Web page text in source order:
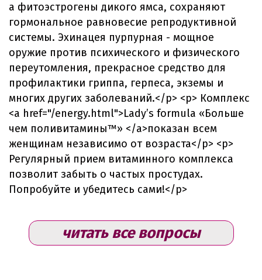
а фитоэстрогены дикого ямса, сохраняют
гормональное равновесие репродуктивной
системы. Эхинацея пурпурная - мощное
оружие против психического и физического
переутомления, прекрасное средство для
профилактики гриппа, герпеса, экземы и
многих других заболеваний.</p> <p> Комплекс
<a href="/energy.html">Lady’s formula «Больше
чем поливитамины™» </a>показан всем
женщинам независимо от возраста</p> <p>
Регулярный прием витаминного комплекса
позволит забыть о частых простудах.
Попробуйте и убедитесь сами!</p>
читать все вопросы